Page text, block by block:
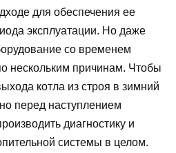
для обеспечения ее
эксплуатации. Но даже
со временем
нескольким причинам. Чтобы
котла из строя в зимний
перед наступлением
диагностику и
системы в целом.